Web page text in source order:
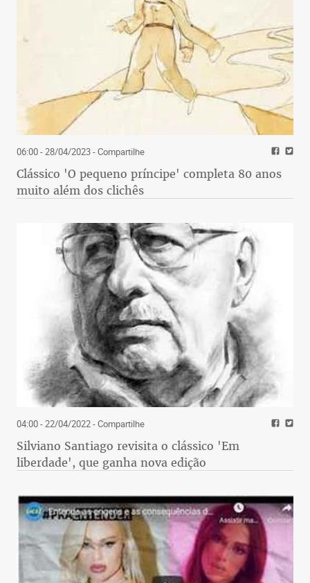
06:00 - 28/04/2023- Compartilhe
Clássico 'O pequeno príncipe' completa 80 anos
muito além dos clichês
04:00 - 22/04/2022- Compartilhe
Silviano Santiago revisita o clássico 'Em
liberdade', que ganha nova edição